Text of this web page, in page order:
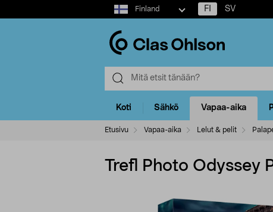
Select
market
Finland FI SV
Koti Sähkö Vapaa-aika
Etusivu Vapaa-aika Lelut & pelit
Trefl Photo Odyssey